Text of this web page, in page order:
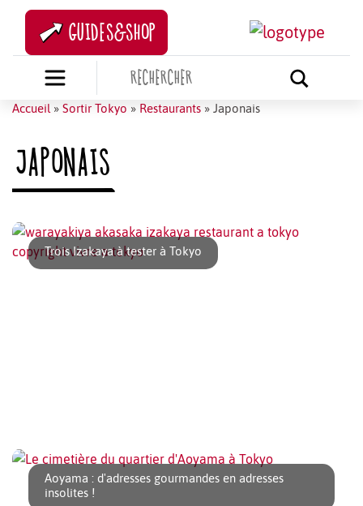
GUIDES&SHOP
Accueil » Sortir Tokyo » Restaurants » Japonais
JAPONAIS
Trois Izakaya à tester à Tokyo
Akasaka Comme son [...]
Aoyama : d'adresses gourmandes en adresses
insolites !